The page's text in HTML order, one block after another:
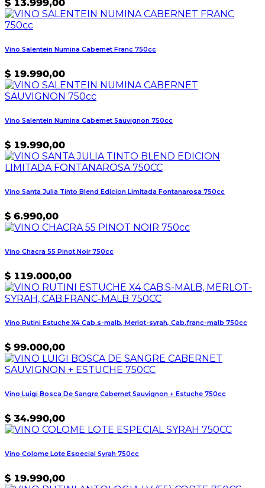
$ 13.999,00
Vino Salentein Numina Cabernet Franc 750cc
$ 19.990,00
Vino Salentein Numina Cabernet Sauvignon 750cc
$ 19.990,00
Vino Santa Julia Tinto Blend Edicion Limitada Fontanarosa 750cc
$ 6.990,00
Vino Chacra 55 Pinot Noir 750cc
$ 119.000,00
Vino Rutini Estuche X4 Cab.s-malb, Merlot-syrah, Cab.franc-malb 750cc
$ 99.000,00
Vino Luigi Bosca De Sangre Cabernet Sauvignon + Estuche 750cc
$ 34.990,00
Vino Colome Lote Especial Syrah 750cc
$ 19.990,00